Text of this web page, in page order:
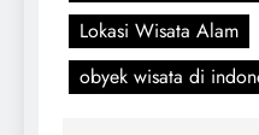
Lokasi Wisata Alam
obyek wisata di